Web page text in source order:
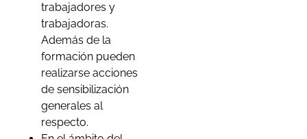
trabajadores y
trabajadoras.
Además de la
formación pueden
realizarse acciones
de sensibilización
generales al
respecto.